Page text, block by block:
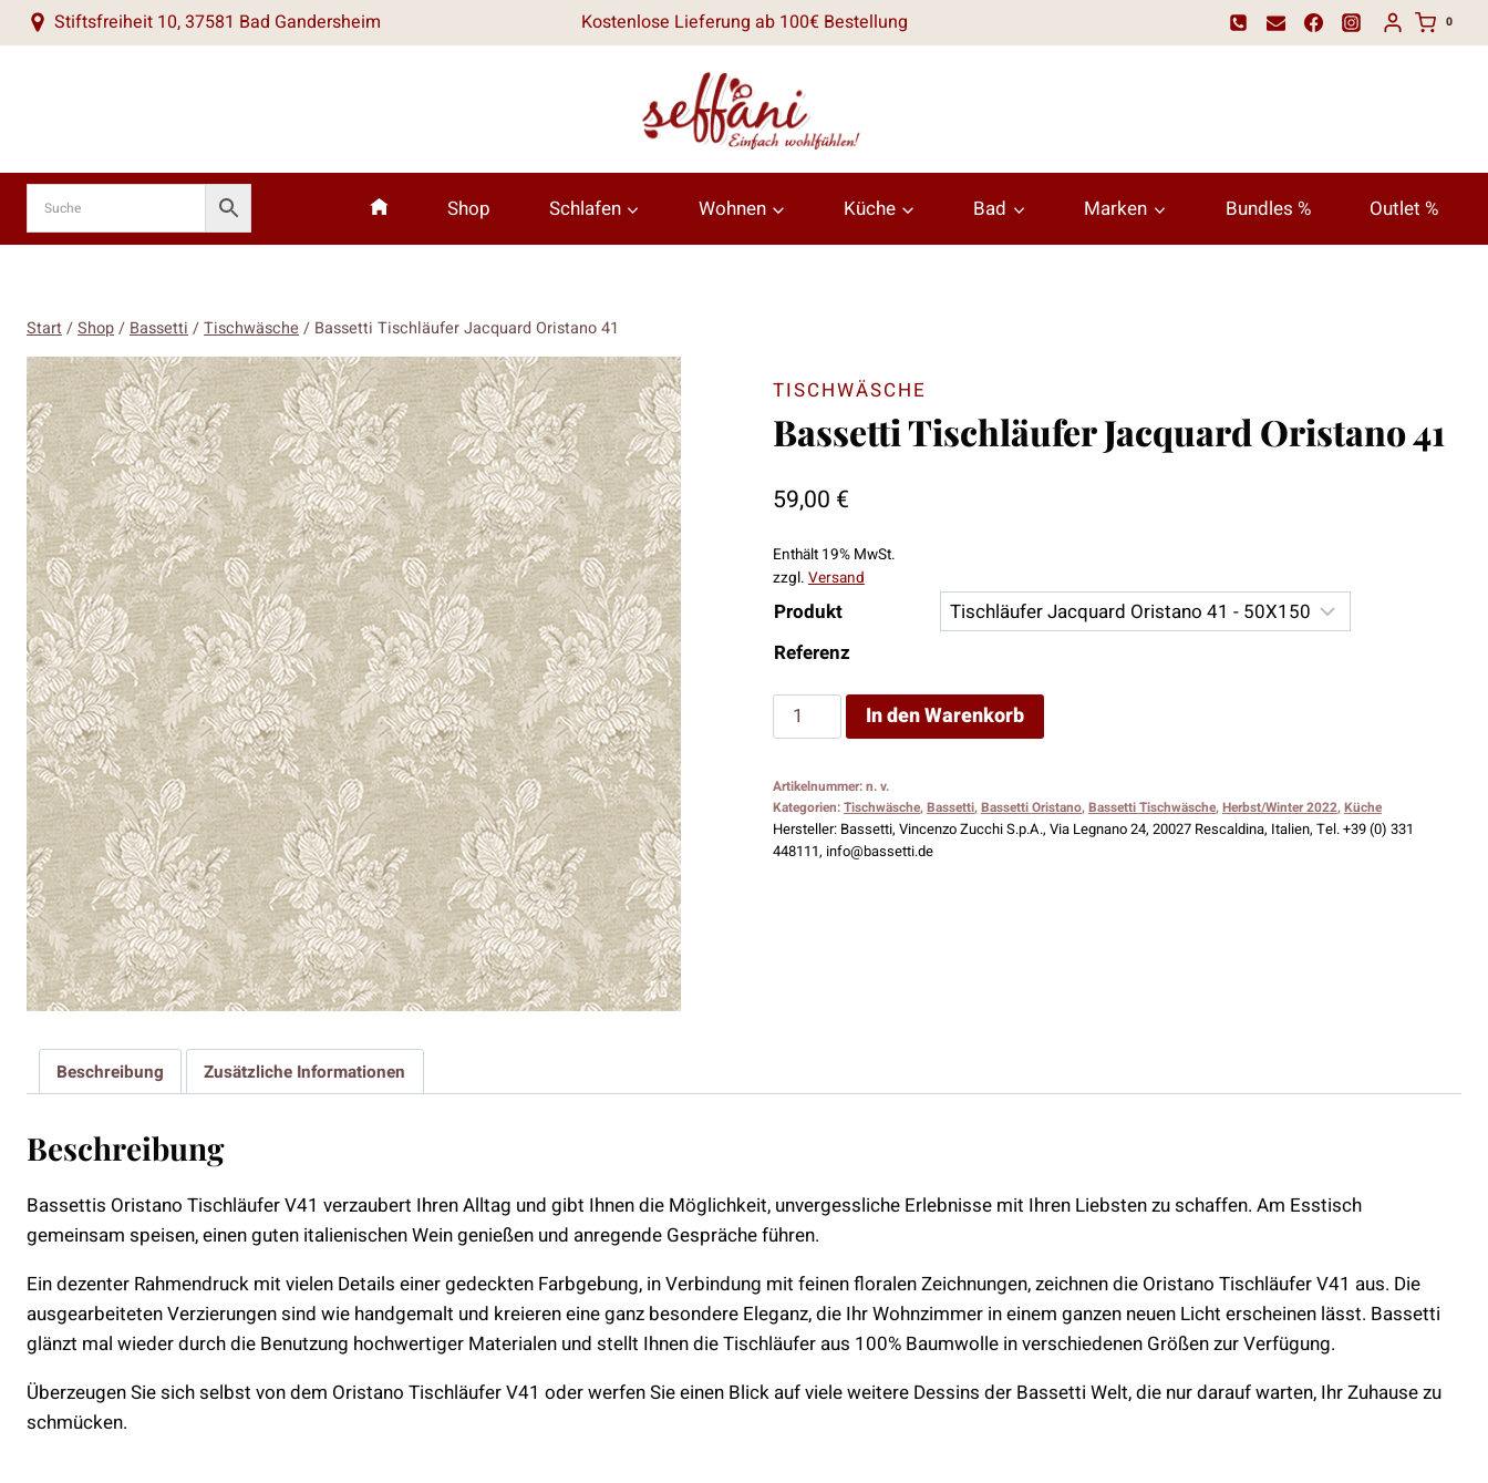
Zum
Inhalt
Stiftsfreiheit 10, 37581 Bad Gandersheim Kostenlose Lieferung ab 100€ Bestellung 0
Shop Schlafen Wohnen Küche Bad Marken Bundles % Outlet %
Start/Shop/ Bassetti /Tischwäsche / Bassetti Tischläufer Jacquard Oristano 41
TISCHWÄSCHE
Bassetti Tischläufer Jacquard Oristano 41
59,00 €
Enthält 19% MwSt.
zzgl. Versand
Produkt
Referenz
Bassetti
Tischläufer
Oristano
41
Menge
In den Warenkorb
Artikelnummer:n. v.
Kategorien:Tischwäsche,Bassetti,Bassetti Oristano,Bassetti Tischwäsche,Herbst/Winter 2022,Küche
Hersteller: Bassetti, Vincenzo Zucchi S.p.A., Via Legnano 24, 20027 Rescaldina, Italien, Tel. +39 (0) 331
448111, info@bassetti.de
Beschreibung Zusätzliche Informationen
Beschreibung
Bassettis Oristano Tischläufer V41 verzaubert Ihren Alltag und gibt Ihnen die Möglichkeit, unvergessliche Erlebnisse mit Ihren Liebsten zu schaffen. Am Esstisch
gemeinsam speisen, einen guten italienischen Wein genießen und anregende Gespräche führen.
Ein dezenter Rahmendruck mit vielen Details einer gedeckten Farbgebung, in Verbindung mit feinen floralen Zeichnungen, zeichnen die Oristano Tischläufer V41 aus. Die
ausgearbeiteten Verzierungen sind wie handgemalt und kreieren eine ganz besondere Eleganz, die Ihr Wohnzimmer in einem ganzen neuen Licht erscheinen lässt. Bassetti
glänzt mal wieder durch die Benutzung hochwertiger Materialen und stellt Ihnen die Tischläufer aus 100% Baumwolle in verschiedenen Größen zur Verfügung.
Überzeugen Sie sich selbst von dem Oristano Tischläufer V41 oder werfen Sie einen Blick auf viele weitere Dessins der Bassetti Welt, die nur darauf warten, Ihr Zuhause zu
schmücken.